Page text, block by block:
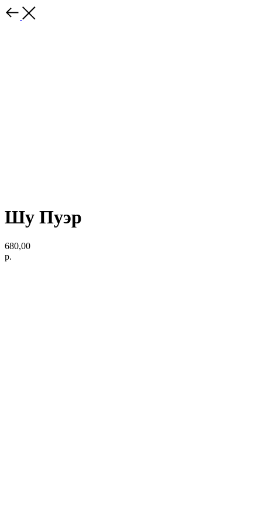
Шу Пуэр
680,00
р.